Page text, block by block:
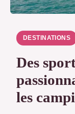
DESTINATIONS
Des
les